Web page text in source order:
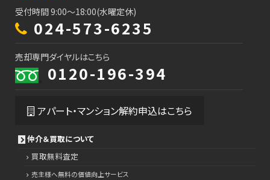
受付時間 9:00～18:00(水曜定休)
024-573-6235
売却専門ダイヤルはこちら
0120-196-394
アパート・マンション解約申込はこちら
仲介＆買取について
買取無料査定
売主様へ無料の価値向上サービス